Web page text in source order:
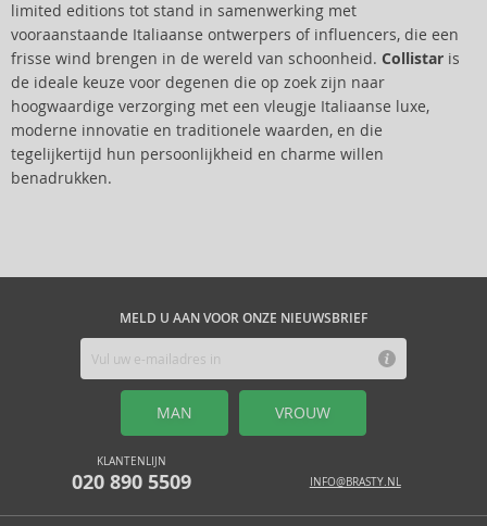
limited editions tot stand in samenwerking met
vooraanstaande Italiaanse ontwerpers of influencers, die een
frisse wind brengen in de wereld van schoonheid. Collistar is
de ideale keuze voor degenen die op zoek zijn naar
hoogwaardige verzorging met een vleugje Italiaanse luxe,
moderne innovatie en traditionele waarden, en die
tegelijkertijd hun persoonlijkheid en charme willen
benadrukken.
MELD U AAN VOOR ONZE NIEUWSBRIEF
MAN VROUW
KLANTENLIJN
020 890 5509 INFO@BRASTY.NL